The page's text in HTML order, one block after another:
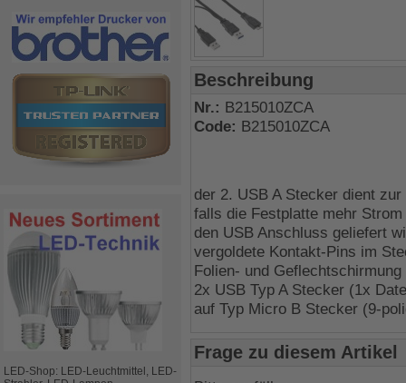
LED-Shop: LED-Leuchtmittel, LED-
Beschreibung
Nr.: B215010ZCA
Code: B215010ZCA
der 2. USB A Stecker dient
falls die Festplatte mehr
den USB Anschluss geliefert
vergoldete Kontakt-Pins im
Folien- und
2x USB Typ A Stecker (1x
auf Typ Micro B Stecker (9-
Frage zu diesem Artikel